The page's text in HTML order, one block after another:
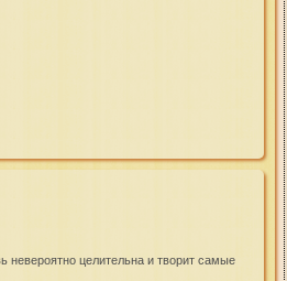
невероятно целительна и творит самые